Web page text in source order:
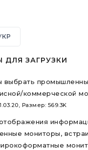
ДЛЯ ЗАГРУЗКИ
выбрать
коммерческой
Размер: 569.3K
мониторы,